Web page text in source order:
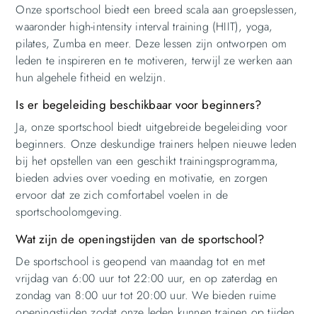
Onze sportschool biedt een breed scala aan groepslessen,
waaronder high-intensity interval training (HIIT), yoga,
pilates, Zumba en meer. Deze lessen zijn ontworpen om
leden te inspireren en te motiveren, terwijl ze werken aan
hun algehele fitheid en welzijn.
Is er begeleiding beschikbaar voor beginners?
Ja, onze sportschool biedt uitgebreide begeleiding voor
beginners. Onze deskundige trainers helpen nieuwe leden
bij het opstellen van een geschikt trainingsprogramma,
bieden advies over voeding en motivatie, en zorgen
ervoor dat ze zich comfortabel voelen in de
sportschoolomgeving.
Wat zijn de openingstijden van de sportschool?
De sportschool is geopend van maandag tot en met
vrijdag van 6:00 uur tot 22:00 uur, en op zaterdag en
zondag van 8:00 uur tot 20:00 uur. We bieden ruime